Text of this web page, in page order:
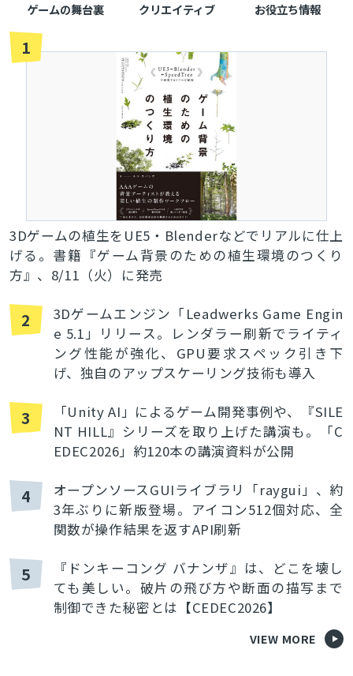
ゲームの舞台裏 クリエイティブ お役立ち情報
1
3Dゲームの植生をUE5・Blenderなどでリアルに仕上
げる。書籍『ゲーム背景のための植生環境のつくり
方』、8/11（火）に発売
2
3Dゲームエンジン「Leadwerks Game Engin
e 5.1」リリース。レンダラー刷新でライティ
ング性能が強化、GPU要求スペック引き下
げ、独自のアップスケーリング技術も導入
3
「Unity AI」によるゲーム開発事例や、『SILE
NT HILL』シリーズを取り上げた講演も。「C
EDEC2026」約120本の講演資料が公開
4
オープンソースGUIライブラリ「raygui」、約
3年ぶりに新版登場。アイコン512個対応、全
関数が操作結果を返すAPI刷新
5
『ドンキーコング バナンザ』は、どこを壊し
ても美しい。破片の飛び方や断面の描写まで
制御できた秘密とは【CEDEC2026】
VIEW MORE